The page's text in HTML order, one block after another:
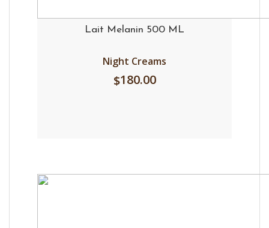
Lait Melanin 500 ML
Night Creams
$180.00